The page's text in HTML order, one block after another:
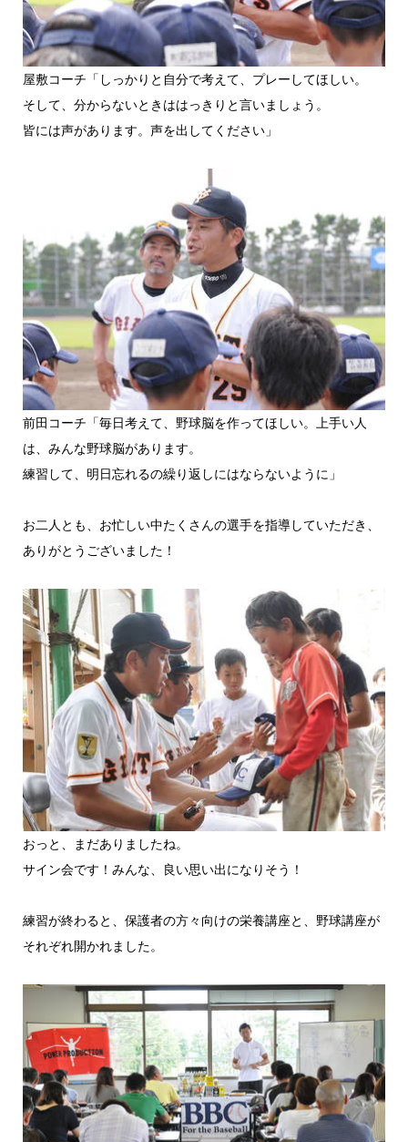
屋敷コーチ「しっかりと自分で考えて、プレーしてほしい。
そして、分からないときははっきりと言いましょう。
皆には声があります。声を出してください」
前田コーチ「毎日考えて、野球脳を作ってほしい。上手い人
は、みんな野球脳があります。
練習して、明日忘れるの繰り返しにはならないように」
お二人とも、お忙しい中たくさんの選手を指導していただき、
ありがとうございました！
おっと、まだありましたね。
サイン会です！みんな、良い思い出になりそう！
練習が終わると、保護者の方々向けの栄養講座と、野球講座が
それぞれ開かれました。